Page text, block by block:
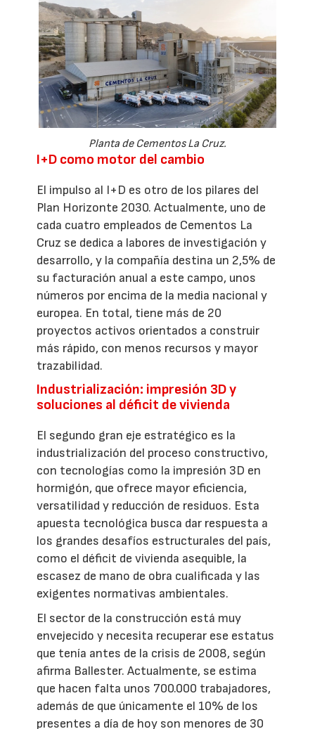
Planta de Cementos La Cruz.
I+D como motor del cambio
El impulso al I+D es otro de los pilares del
Plan Horizonte 2030. Actualmente, uno de
cada cuatro empleados de Cementos La
Cruz se dedica a labores de investigación y
desarrollo, y la compañía destina un 2,5% de
su facturación anual a este campo, unos
números por encima de la media nacional y
europea. En total, tiene más de 20
proyectos activos orientados a construir
más rápido, con menos recursos y mayor
trazabilidad.
Industrialización: impresión 3D y
soluciones al déficit de vivienda
El segundo gran eje estratégico es la
industrialización del proceso constructivo,
con tecnologías como la impresión 3D en
hormigón, que ofrece mayor eficiencia,
versatilidad y reducción de residuos. Esta
apuesta tecnológica busca dar respuesta a
los grandes desafíos estructurales del país,
como el déficit de vivienda asequible, la
escasez de mano de obra cualificada y las
exigentes normativas ambientales.
El sector de la construcción está muy
envejecido y necesita recuperar ese estatus
que tenía antes de la crisis de 2008, según
afirma Ballester. Actualmente, se estima
que hacen falta unos 700.000 trabajadores,
además de que únicamente el 10% de los
presentes a día de hoy son menores de 30